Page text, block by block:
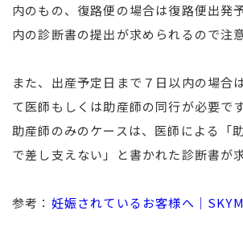
内のもの、復路便の場合は復路便出発
内の診断書の提出が求められるので注
また、出産予定日まで７日以内の場合
て医師もしくは助産師の同行が必要で
助産師のみのケースは、医師による「
で差し支えない」と書かれた診断書が
参考： 妊娠されているお客様へ｜